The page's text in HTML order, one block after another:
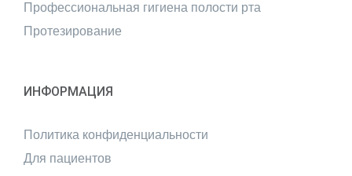
Профессиональная гигиена полости рта
Протезирование
ИНФОРМАЦИЯ
Политика конфиденциальности
Для пациентов